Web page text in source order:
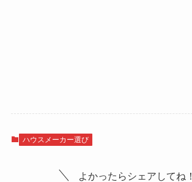
ハウスメーカー選び
よかったらシェアしてね！